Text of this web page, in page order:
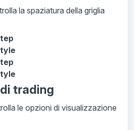
la spaziatura della griglia
trading
le opzioni di visualizzazione